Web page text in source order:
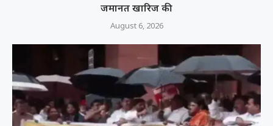
जमानत खारिज की
August 6, 2026